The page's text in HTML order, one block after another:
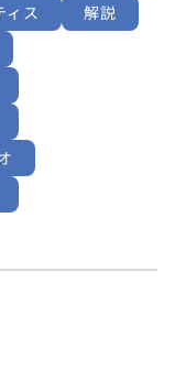
ィス
解説